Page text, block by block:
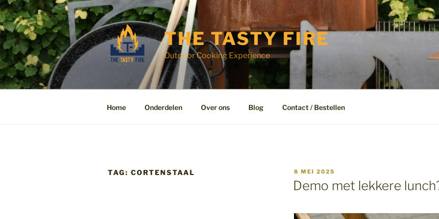
Ga
naar
de
inhoud
THE TASTY FIRE
Outdoor Cooking Experience
Home Onderdelen Over ons Blog Contact / Bestellen
TAG: CORTENSTAAL
GEPLAATST
OP
8 MEI 2025
Demo met lekkere